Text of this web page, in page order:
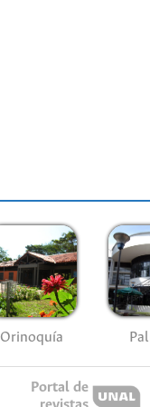
Orinoquía
Portal de